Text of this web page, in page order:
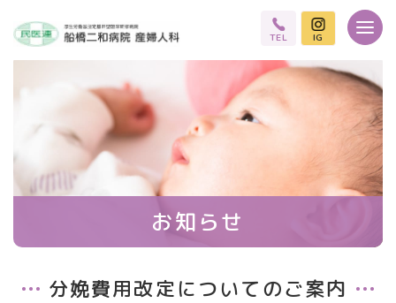
TEL IG
お知らせ
分娩費用改定についてのご案内